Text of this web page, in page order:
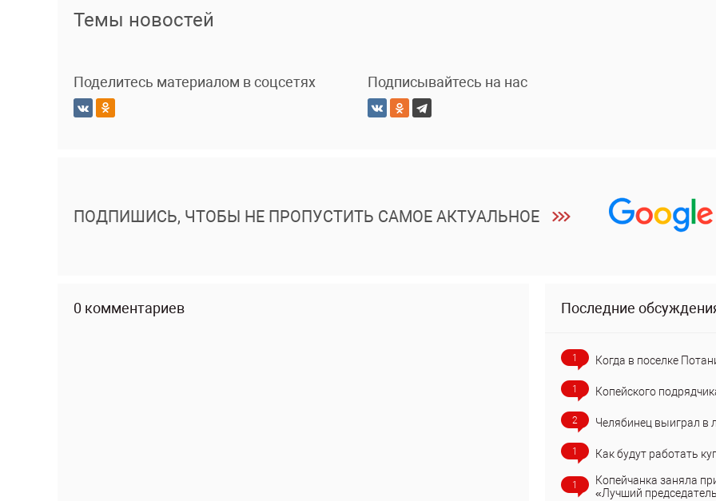
Темы новостей
Поделитесь материалом в соцсетях Подписывайтесь на нас
ПОДПИШИСЬ, ЧТОБЫ НЕ ПРОПУСТИТЬ САМОЕ АКТУАЛЬНОЕ
0 комментариев Последние
1 Когда в поселке
1 Копейского
2 Челябинец выиграл в
1 Как будут работать
1
Копейчанка заняла
«Лучший